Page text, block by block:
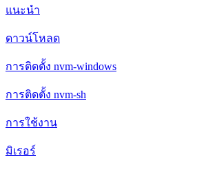
แนะนำ
ดาวน์โหลด
การติดตั้ง nvm-windows
การติดตั้ง nvm-sh
การใช้งาน
มิเรอร์